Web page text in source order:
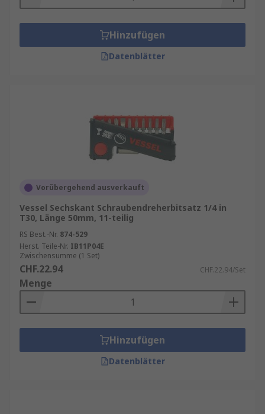
Hinzufügen
Datenblätter
Vorübergehend ausverkauft
Vessel Sechskant Schraubendreherbitsatz 1/4 in
T30, Länge 50mm, 11-teilig
RS Best.-Nr. 874-529
Herst. Teile-Nr. IB11P04E
Zwischensumme (1 Set)
CHF.22.94 CHF.22.94/Set
Menge
Hinzufügen
Datenblätter